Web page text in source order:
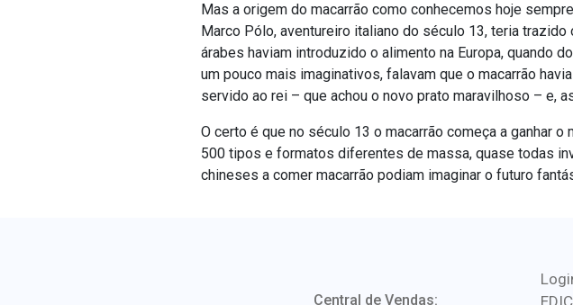
Mas a origem do macarrão como conhecemos hoje
Marco Pólo, aventureiro italiano do século 13, teria
árabes haviam introduzido o alimento na Europa, quando
um pouco mais imaginativos, falavam que o macarrão
servido ao rei – que achou o novo prato maravilhoso – e,
O certo é que no século 13 o macarrão começa a ganhar
500 tipos e formatos diferentes de massa, quase todas
chineses a comer macarrão podiam imaginar o futuro
Central de Vendas: